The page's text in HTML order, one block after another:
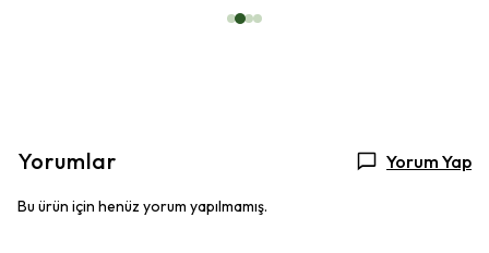
Yorumlar Yorum Yap
Bu ürün için henüz yorum yapılmamış.